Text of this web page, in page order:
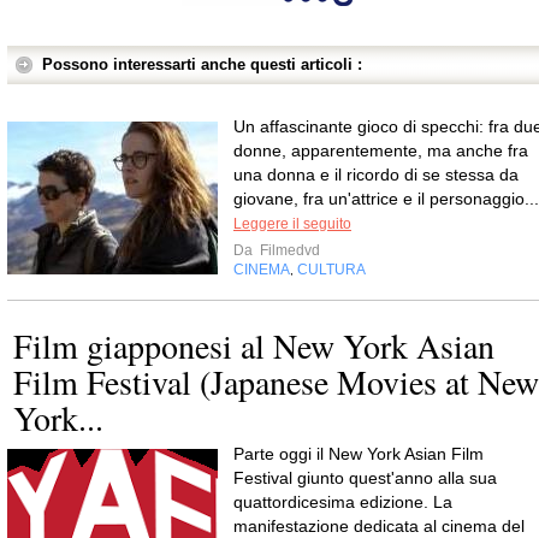
Possono interessarti anche questi articoli :
Un affascinante gioco di specchi: fra
donne, apparentemente, ma anche fra
una donna e il ricordo di se stessa da
giovane, fra un'attrice e il personaggio...
Leggere il seguito
Da Filmedvd
CINEMA CULTURA
Film giapponesi al New York Asian
Film Festival (Japanese Movies at New
York...
Parte oggi il New York Asian Film
Festival giunto quest'anno alla sua
quattordicesima edizione. La
manifestazione dedicata al cinema del